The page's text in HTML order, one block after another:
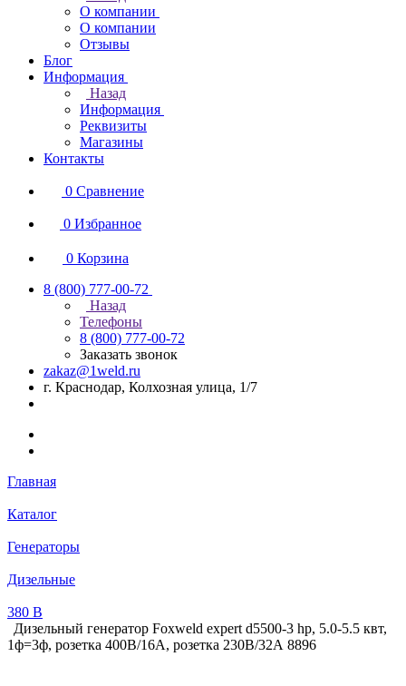
О компании
О компании
Отзывы
Блог
Информация
Назад
Информация
Реквизиты
Магазины
Контакты
0 Сравнение
0 Избранное
0 Корзина
8 (800) 777-00-72
Назад
Телефоны
8 (800) 777-00-72
Заказать звонок
zakaz@1weld.ru
г. Краснодар, Колхозная улица, 1/7
Главная
Каталог
Генераторы
Дизельные
380 В
Дизельный генератор Foxweld expert d5500-3 hp, 5.0-5.5 квт,
1ф=3ф, розетка 400В/16А, розетка 230В/32А 8896